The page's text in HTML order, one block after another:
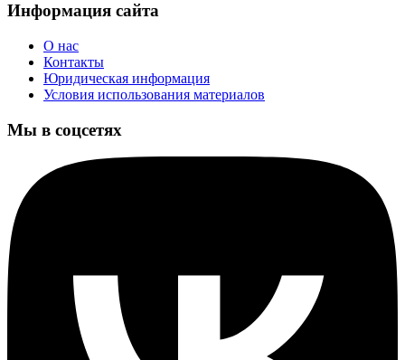
Информация сайта
О нас
Контакты
Юридическая информация
Условия использования материалов
Мы в соцсетях